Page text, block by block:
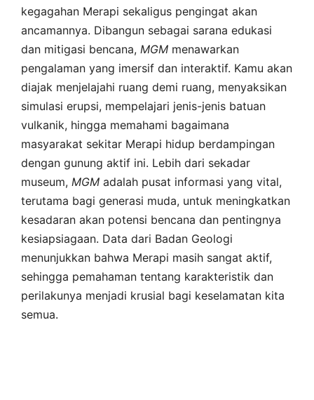
kegagahan Merapi sekaligus pengingat akan
ancamannya. Dibangun sebagai sarana edukasi
dan mitigasi bencana, MGM menawarkan
pengalaman yang imersif dan interaktif. Kamu akan
diajak menjelajahi ruang demi ruang, menyaksikan
simulasi erupsi, mempelajari jenis-jenis batuan
vulkanik, hingga memahami bagaimana
masyarakat sekitar Merapi hidup berdampingan
dengan gunung aktif ini. Lebih dari sekadar
museum, MGM adalah pusat informasi yang vital,
terutama bagi generasi muda, untuk meningkatkan
kesadaran akan potensi bencana dan pentingnya
kesiapsiagaan. Data dari Badan Geologi
menunjukkan bahwa Merapi masih sangat aktif,
sehingga pemahaman tentang karakteristik dan
perilakunya menjadi krusial bagi keselamatan kita
semua.